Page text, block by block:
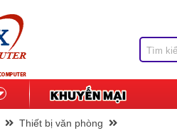
Thiết bị văn phòng